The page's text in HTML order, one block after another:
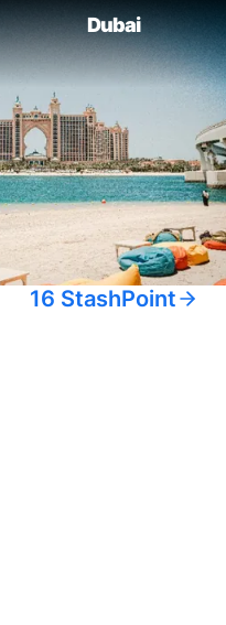
Dubai
16 StashPoint